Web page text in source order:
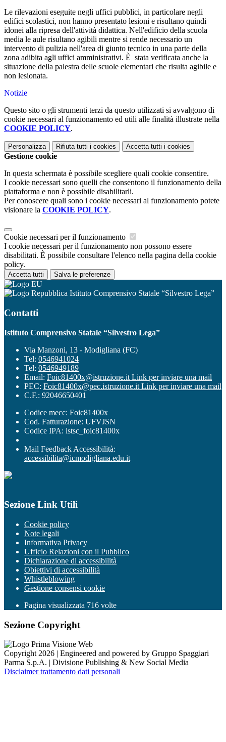
Le rilevazioni eseguite negli uffici pubblici, in particolare negli
edifici scolastici, non hanno presentato lesioni e risultano quindi
idonei alla ripresa dell'attività didattica. Nell'edificio della scuola
media le aule risultano agibili mentre si rende necessario un
intervento di pulizia nell'area di giunto tecnico in una parte della
zona adibita agli uffici amministrativi. È stata verificata anche la
situazione della palestra delle scuole elementari che risulta agibile e
non lesionata.
Notizie
Questo sito o gli strumenti terzi da questo utilizzati si avvalgono di
cookie necessari al funzionamento ed utili alle finalità illustrate nella
COOKIE POLICY.
Personalizza Rifiuta tutti i cookies Accetta tutti i cookies
Gestione cookie
In questa schermata è possibile scegliere quali cookie consentire.
I cookie necessari sono quelli che consentono il funzionamento della
piattaforma e non è possibile disabilitarli.
Per conoscere quali sono i cookie necessari al funzionamento potete
visionare la COOKIE POLICY.
Cookie necessari per il funzionamento
I cookie necessari per il funzionamento non possono essere
disabilitati. È possibile consultare l'elenco nella pagina della cookie
policy.
Accetta tutti Salva le preferenze
Istituto Comprensivo Statale “Silvestro Lega”
Contatti
Istituto Comprensivo Statale “Silvestro Lega”
Via Manzoni, 13 - Modigliana (FC)
Tel: 0546941024
Tel: 0546949189
Email: Foic81400x@istruzione.it Link per inviare una mail
PEC: Foic81400x@pec.istruzione.it Link per inviare una mail
C.F.: 92046650401
Codice mecc: Foic81400x
Cod. Fatturazione: UFVJSN
Codice IPA: istsc_foic81400x
Mail Feedback Accessibilità:
accessibilita@icmodigliana.edu.it
Sezione Link Utili
Cookie policy
Note legali
Informativa Privacy
Ufficio Relazioni con il Pubblico
Dichiarazione di accessibilità
Obiettivi di accessibilità
Whistleblowing
Gestione consensi cookie
Pagina visualizzata 716 volte
Sezione Copyright
Copyright 2026 | Engineered and powered by Gruppo Spaggiari
Parma S.p.A. | Divisione Publishing & New Social Media
Disclaimer trattamento dati personali